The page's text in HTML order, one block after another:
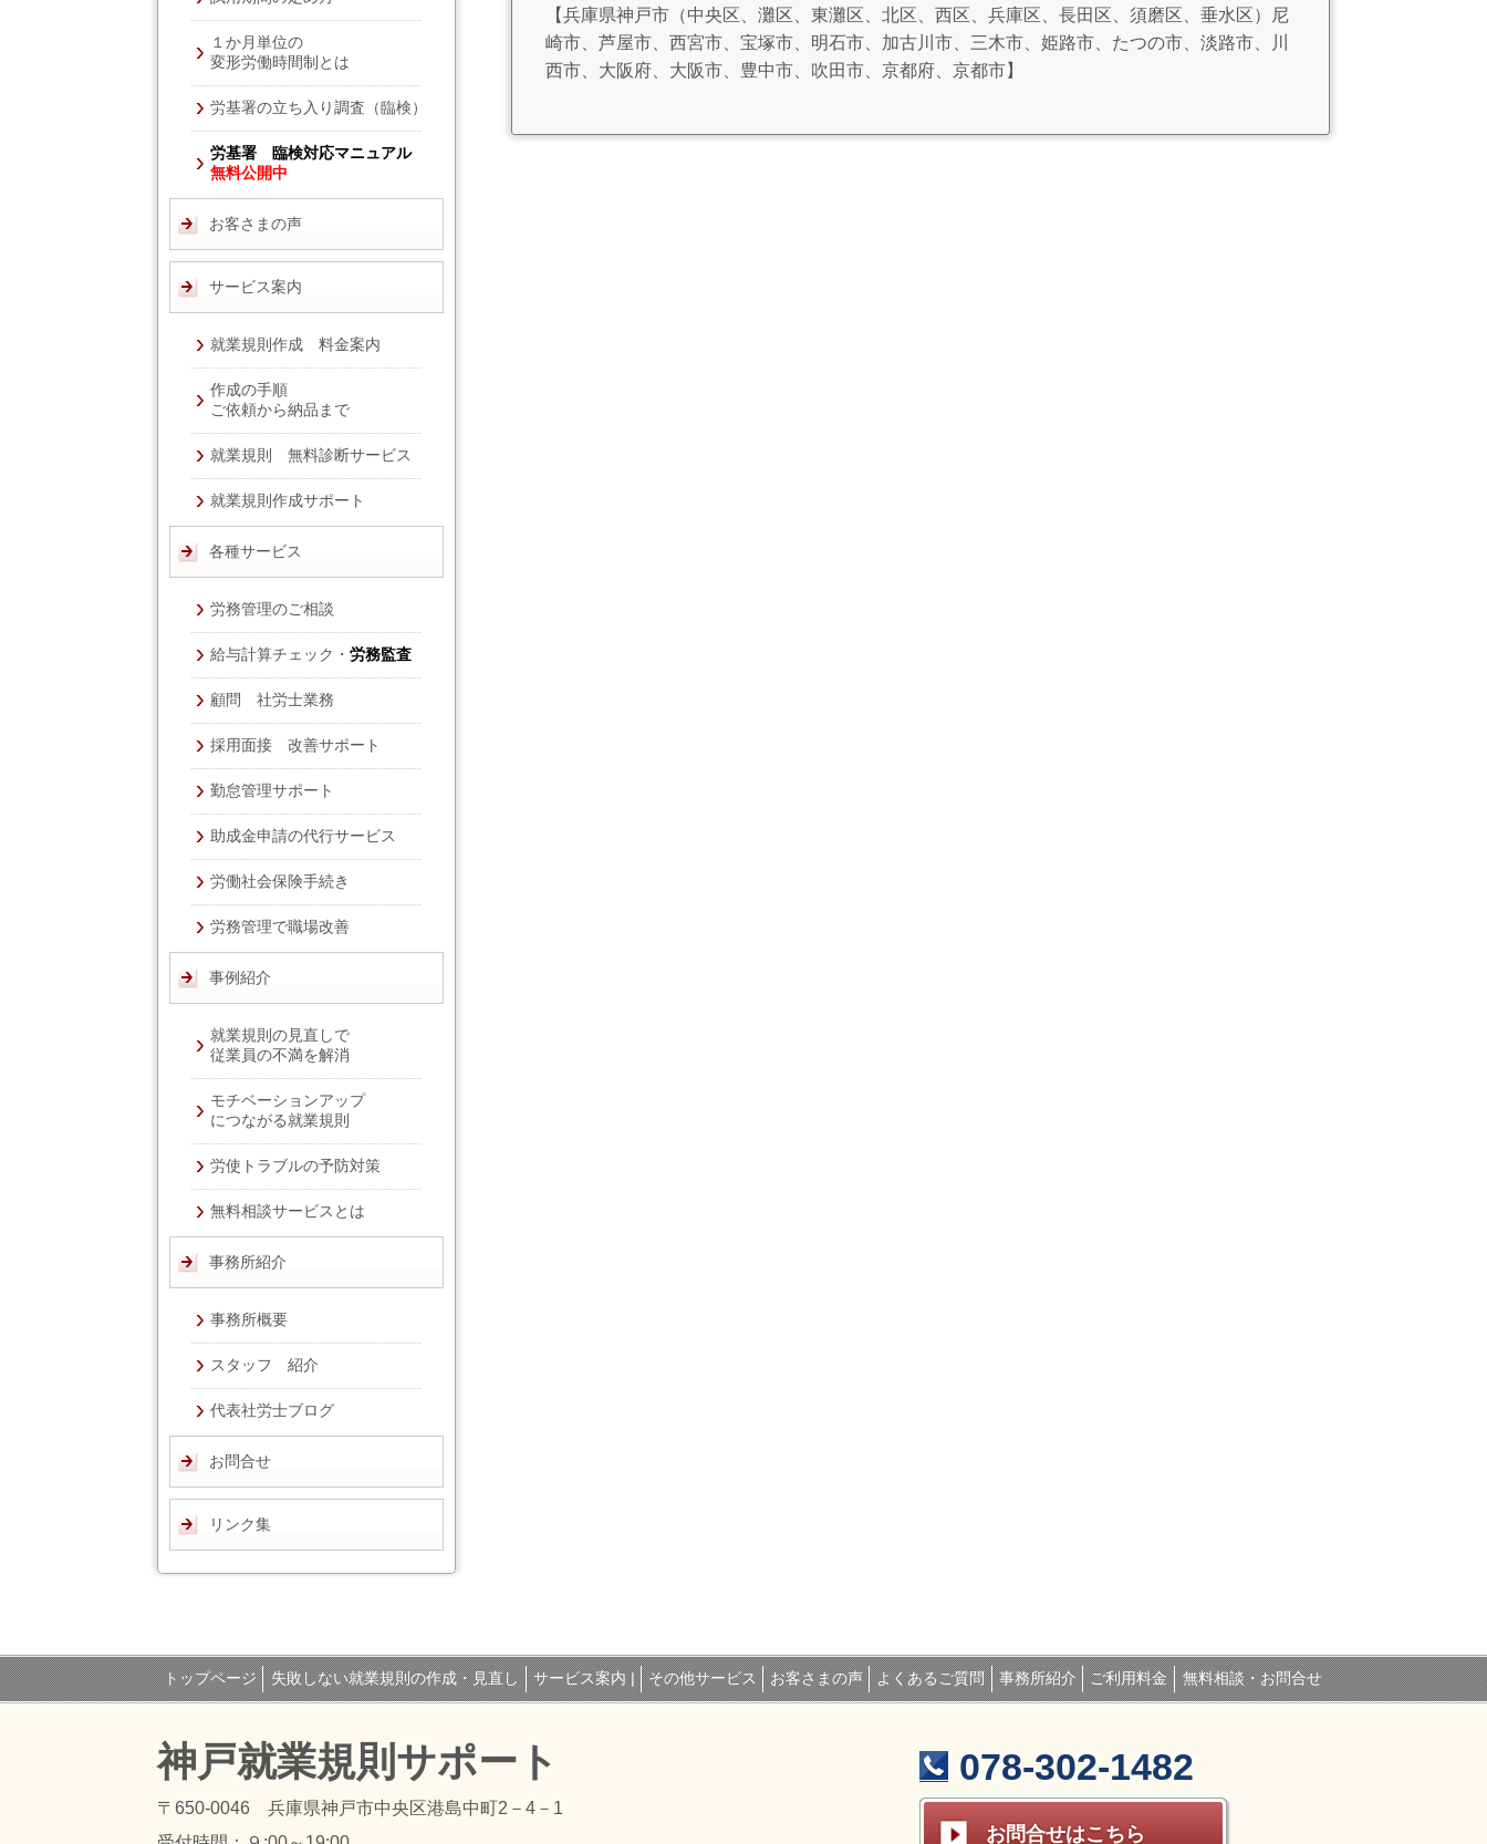
【兵庫県神戸市（中央区、灘区、東灘区、北区、西区、兵庫区、長田区、須磨区、垂水区）尼
崎市、芦屋市、西宮市、宝塚市、明石市、加古川市、三木市、姫路市、たつの市、淡路市、川
西市、大阪府、大阪市、豊中市、吹田市、京都府、京都市】
１か月単位の
変形労働時間制とは
労基署の立ち入り調査（臨検）
労基署 臨検対応マニュアル
無料公開中
お客さまの声
サービス案内
就業規則作成 料金案内
作成の手順
ご依頼から納品まで
就業規則 無料診断サービス
就業規則作成サポート
各種サービス
労務管理のご相談
給与計算チェック・ 労務監査
顧問 社労士業務
採用面接 改善サポート
勤怠管理サポート
助成金申請の代行サービス
労働社会保険手続き
労務管理で職場改善
事例紹介
就業規則の見直しで
従業員の不満を解消
モチベーションアップ
につながる就業規則
労使トラブルの予防対策
無料相談サービスとは
事務所紹介
事務所概要
スタッフ 紹介
代表社労士ブログ
お問合せ
リンク集
トップページ 失敗しない就業規則の作成・見直し サービス案内 | その他サービス お客さまの声 よくあるご質問 事務所紹介 ご利用料金 無料相談・お問合せ
神戸就業規則サポート
〒650-0046 兵庫県神戸市中央区港島中町2－4－1
078-302-1482
お問合せはこちら